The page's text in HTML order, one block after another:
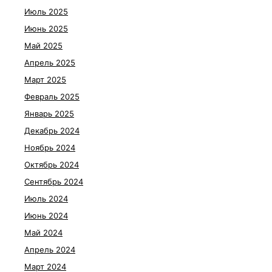
Июль 2025
Июнь 2025
Май 2025
Апрель 2025
Март 2025
Февраль 2025
Январь 2025
Декабрь 2024
Ноябрь 2024
Октябрь 2024
Сентябрь 2024
Июль 2024
Июнь 2024
Май 2024
Апрель 2024
Март 2024